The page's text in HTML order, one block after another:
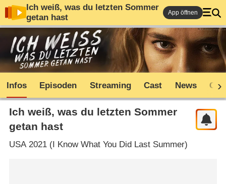
Ich weiß, was du letzten Sommer
getan hast
App öffnen
Infos Episoden Streaming Cast News
Ich weiß, was du letzten Sommer
getan hast
USA2021 (I Know What You Did Last Summer)